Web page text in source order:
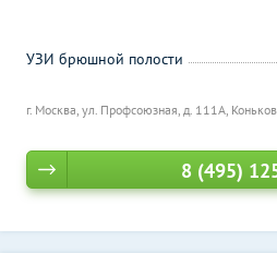
г. Москва, ул. Профсоюзная, д. 111А,
УЗИ брюшной полости
8 (495)